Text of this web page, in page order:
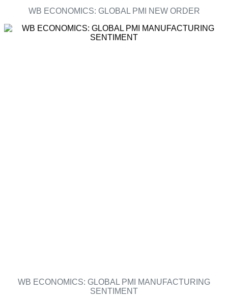
WB ECONOMICS: GLOBAL PMI NEW ORDER
WB ECONOMICS: GLOBAL PMI MANUFACTURING
SENTIMENT